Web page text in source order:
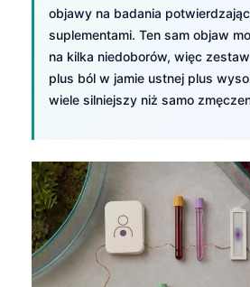
objawy na badania
suplementami. Ten sam objaw
na kilka niedoborów, więc
plus ból w jamie ustnej plus
wiele silniejszy niż samo
Српски језик
Svenska
Bosanski
Azərbaycan dili
Eesti
Čeština
ქართული
Русский
Lietuvių kalba